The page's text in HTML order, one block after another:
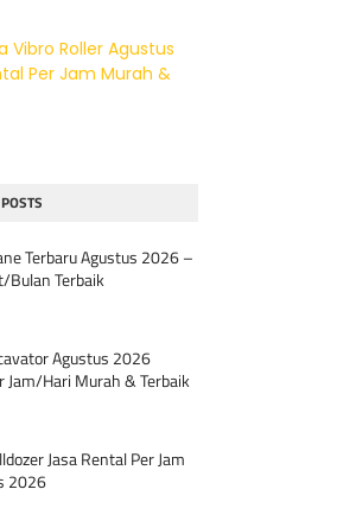
Vibro Roller Agustus
Per Jam Murah &
Terbaru Agustus 2026 –
Bulan Terbaik
Agustus 2026
Jam/Hari Murah & Terbaik
Jasa Rental Per Jam
2026